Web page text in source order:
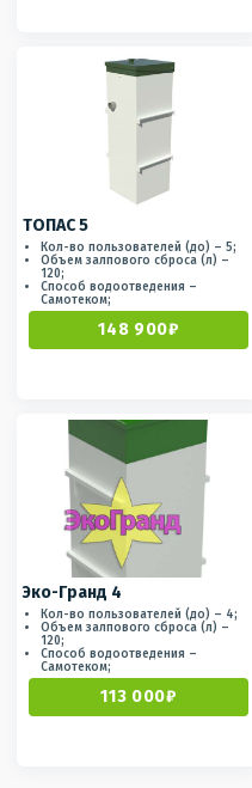
ТОПАС 5
Кол-во пользователей (до) – 5;
Объем залпового сброса (л) –
120;
Способ водоотведения –
Самотеком;
148 900₽
Эко-Гранд 4
Кол-во пользователей (до) – 4;
Объем залпового сброса (л) –
120;
Способ водоотведения –
Самотеком;
113 000₽